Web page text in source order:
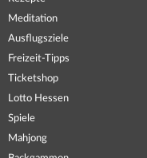
Meditation
Ausflugsziele
Freizeit-Tipps
Ticketshop
Lotto Hessen
Spiele
Mahjong